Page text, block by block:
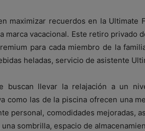
maximizar recuerdos en la Ultimate
marca vacacional. Este retiro privado
para cada miembro de la
heladas, servicio de asistente
buscan llevar la relajación a un
como las de la piscina ofrecen una
personal, comodidades mejoradas,
sombrilla, espacio de